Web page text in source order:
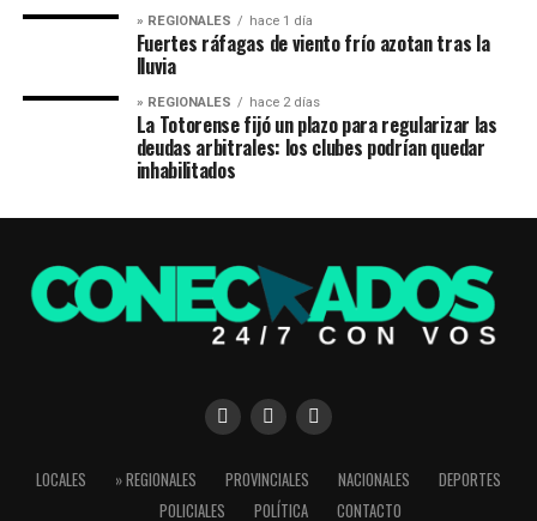
» REGIONALES hace 1 día
Fuertes ráfagas de viento frío azotan tras la
lluvia
» REGIONALES hace 2 días
La Totorense fijó un plazo para regularizar las
deudas arbitrales: los clubes podrían quedar
inhabilitados
LOCALES » REGIONALES PROVINCIALES NACIONALES
DEPORTES
POLICIALES
POLÍTICA CONTACTO